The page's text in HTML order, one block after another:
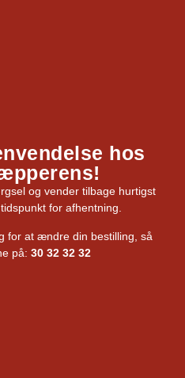
hos
og vender tilbage hurtigst
for afhentning.
for at ændre din bestilling, så
på: 30 32 32 32